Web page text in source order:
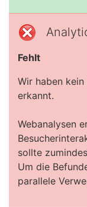
Fehlt
Wir haben
erkannt.
Webanalysen
sollte
Um die
parallele